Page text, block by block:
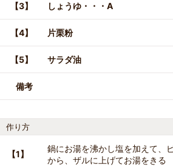
【3】 しょうゆ・・・A
【4】 片栗粉
【5】 サラダ油
備考
作り方
【1】
鍋にお湯を沸かし塩を加えて、
から、ザルに上げてお湯をきる